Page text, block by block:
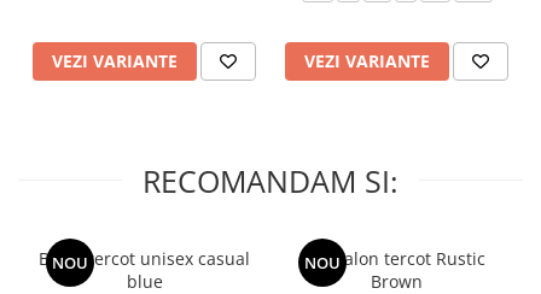
VEZI VARIANTE VEZI VARIANTE
RECOMANDAM SI:
NOU
Bluza tercot unisex casual
blue
NOU
Pantalon tercot Rustic
Brown